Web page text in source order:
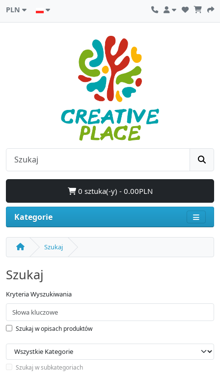
PLN
0 sztuka(-y) - 0.00PLN
Kategorie
Szukaj
Szukaj
Kryteria Wyszukiwania
Szukaj w opisach produktów
Szukaj w subkategoriach